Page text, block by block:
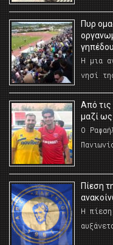
Πυρ
Η μια
νησί
Από
μαζί ως
Ο
Πίεση
Η